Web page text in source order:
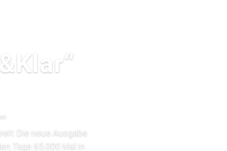
Die neue Ausgabe
Tage 65.000 Mal in